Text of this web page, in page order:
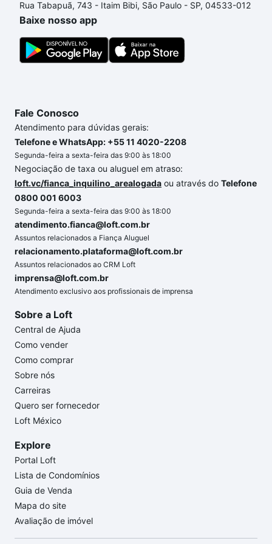
um apartamento
e conte com a gente para comprar
o imóvel dos seus sonhos com segurança e
conforto. Loft, com você até as chaves.
Rua Tabapuã, 743 - Itaim Bibi, São Paulo - SP, 04533-012
Baixe nosso app
Fale Conosco
Atendimento para dúvidas gerais:
Telefone e WhatsApp: +55 11 4020-2208
Segunda-feira a sexta-feira das 9:00 às 18:00
Negociação de taxa ou aluguel em atraso:
loft.vc/fianca_inquilino_arealogada ou através do Telefone
0800 001 6003
Segunda-feira a sexta-feira das 9:00 às 18:00
atendimento.fianca@loft.com.br
Assuntos relacionados a Fiança Aluguel
relacionamento.plataforma@loft.com.br
Assuntos relacionados ao CRM Loft
imprensa@loft.com.br
Atendimento exclusivo aos profissionais de imprensa
Sobre a Loft
Central de Ajuda
Como vender
Como comprar
Sobre nós
Carreiras
Quero ser fornecedor
Loft México
Explore
Portal Loft
Lista de Condomínios
Guia de Venda
Mapa do site
Avaliação de imóvel